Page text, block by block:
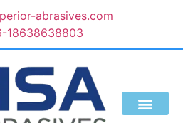
abrasives.com
18638638803